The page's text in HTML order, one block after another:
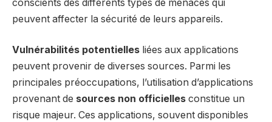
conscients des différents types de menaces qui
peuvent affecter la sécurité de leurs appareils.
Vulnérabilités potentielles liées aux applications
peuvent provenir de diverses sources. Parmi les
principales préoccupations, l’utilisation d’applications
provenant de sources non officielles constitue un
risque majeur. Ces applications, souvent disponibles